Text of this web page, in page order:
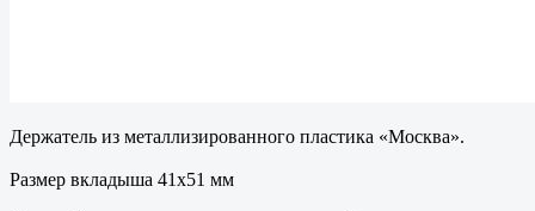
Держатель из металлизированного пластика «Москва».
Размер вкладыша 41x51 мм